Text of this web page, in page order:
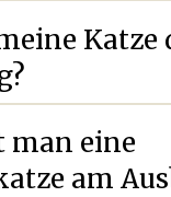
Katze
man eine
am